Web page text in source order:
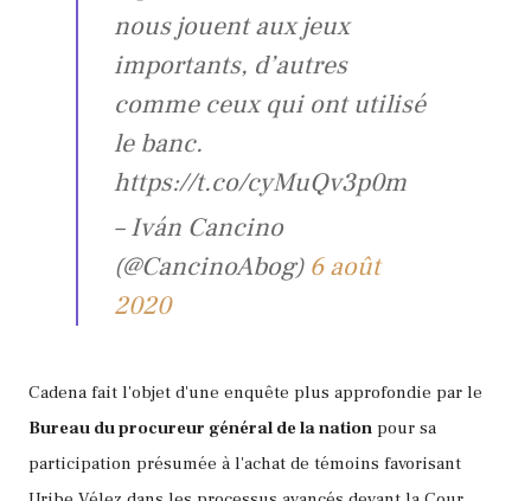
nous jouent aux jeux
importants, d’autres
comme ceux qui ont utilisé
le banc.
https://t.co/cyMuQv3p0m
– Iván Cancino
(@CancinoAbog) 6 août
2020
Cadena fait l'objet d'une enquête plus approfondie par le
Bureau du procureur général de la nation pour sa
participation présumée à l'achat de témoins favorisant